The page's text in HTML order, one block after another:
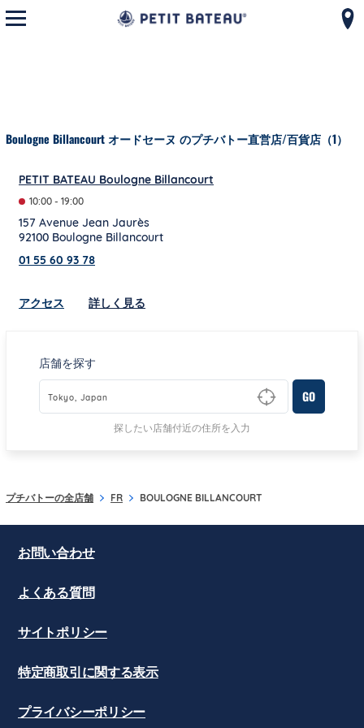
モバイルメニューを開く
Boulogne Billancourt オードセーヌ のプチバトー直営店/百貨店（1）
PETIT BATEAU Boulogne Billancourt
10:00 - 19:00
157 Avenue Jean Jaurès
92100 Boulogne Billancourt
01 55 60 93 78
アクセス Link Opens in New Tab
詳しく見る
店舗を探す
Type to begin querying for matching results
GO
探したい店舗付近の住所を入力
プチバトーの全店舗 FR BOULOGNE BILLANCOURT
お問い合わせ
よくある質問
サイトポリシー
特定商取引に関する表示
プライバシーポリシー